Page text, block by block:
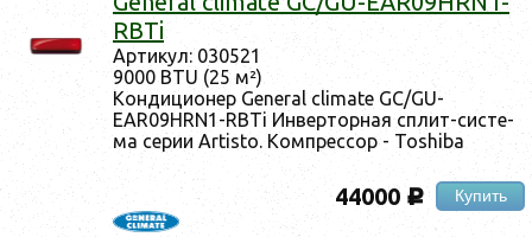
RBTi
Ар­ти­кул: 030521
9000 BTU (25 м²)
Кон­ди­ци­онер General climate GC/GU-
EAR09HRN1-RBTi Ин­вертор­ная сплит-сис­те­
ма се­рии Artisto. Ком­прес­сор - Toshiba
44000 c Купить